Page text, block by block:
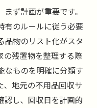
ず計画が重要です。
有のルールに従う必要
品物のリスト化がスタ
の残置物を整理する際
なものを明確に分類す
、地元の不用品回収サ
認し、回収日を計画的